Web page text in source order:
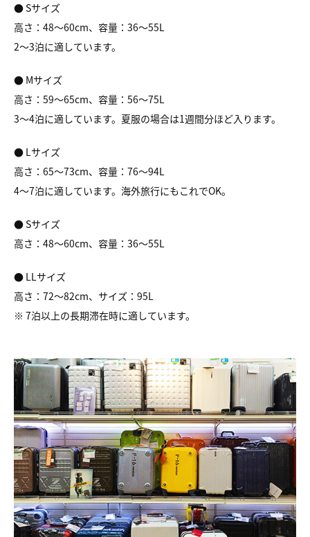
● Sサイズ
高さ：48～60cm、容量：36～55L
2～3泊に適しています。
● Mサイズ
高さ：59～65cm、容量：56～75L
3～4泊に適しています。夏服の場合は1週間分ほど入ります。
● Lサイズ
高さ：65～73cm、容量：76～94L
4～7泊に適しています。海外旅行にもこれでOK。
● Sサイズ
高さ：48～60cm、容量：36～55L
● LLサイズ
高さ：72～82cm、サイズ：95L
※ 7泊以上の長期滞在時に適しています。